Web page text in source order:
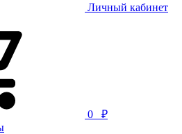
Личный кабинет
0
₽